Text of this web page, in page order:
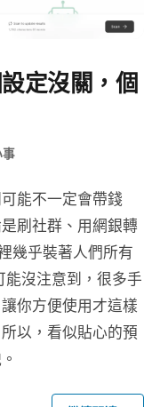
定沒關，個
事
能不一定會帶錢
刷社群、用網銀轉
幾乎裝著人們所有
沒注意到，很多手
你方便使用才這樣
以，看似貼心的預